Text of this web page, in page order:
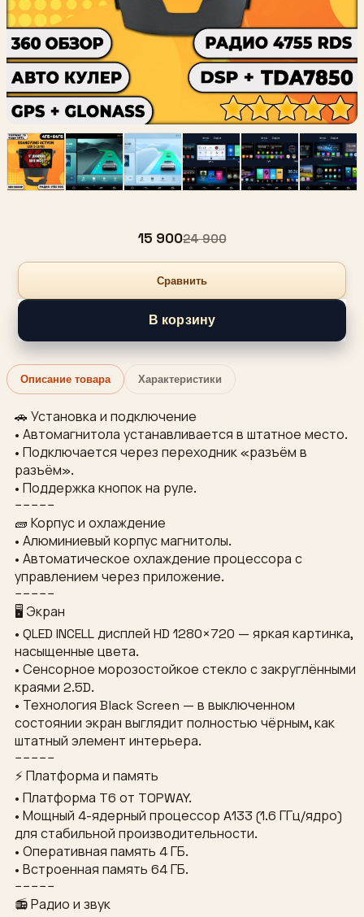
15 90024 900
Сравнить
В корзину
Описание товара Характеристики
🚗 Установка и подключение
• Автомагнитола устанавливается в штатное место.
• Подключается через переходник «разъём в
разъём».
• Поддержка кнопок на руле.
−−−−−
🧱 Корпус и охлаждение
• Алюминиевый корпус магнитолы.
• Автоматическое охлаждение процессора с
управлением через приложение.
−−−−−
🖥 Экран
• QLED INCELL дисплей HD 1280×720 — яркая картинка,
насыщенные цвета.
• Сенсорное морозостойкое стекло с закруглёнными
краями 2.5D.
• Технология Black Screen — в выключенном
состоянии экран выглядит полностью чёрным, как
штатный элемент интерьера.
−−−−−
⚡ Платформа и память
• Платформа T6 от TOPWAY.
• Мощный 4-ядерный процессор A133 (1.6 ГГц/ядро)
для стабильной производительности.
• Оперативная память 4 ГБ.
• Встроенная память 64 ГБ.
−−−−−
📻 Радио и звук